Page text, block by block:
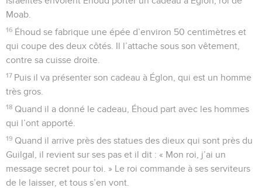
Moab.
16 Éhoud se fabrique une épée d’environ 50 centimètres et
qui coupe des deux côtés. Il l’attache sous son vêtement,
contre sa cuisse droite.
17 Puis il va présenter son cadeau à Églon, qui est un homme
très gros.
18 Quand il a donné le cadeau, Éhoud part avec les hommes
qui l’ont apporté.
19 Quand il arrive près des statues des dieux qui sont près du
Guilgal, il revient sur ses pas et il dit : « Mon roi, j’ai un
message secret pour toi. » Le roi commande à ses serviteurs
de le laisser, et tous s’en vont.